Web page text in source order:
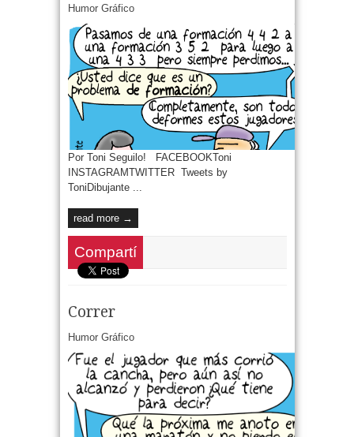
Humor Gráfico
Por Toni Seguilo! FACEBOOKToni
INSTAGRAMTWITTER Tweets by
ToniDibujante ...
read more →
Compartí
Correr
Humor Gráfico